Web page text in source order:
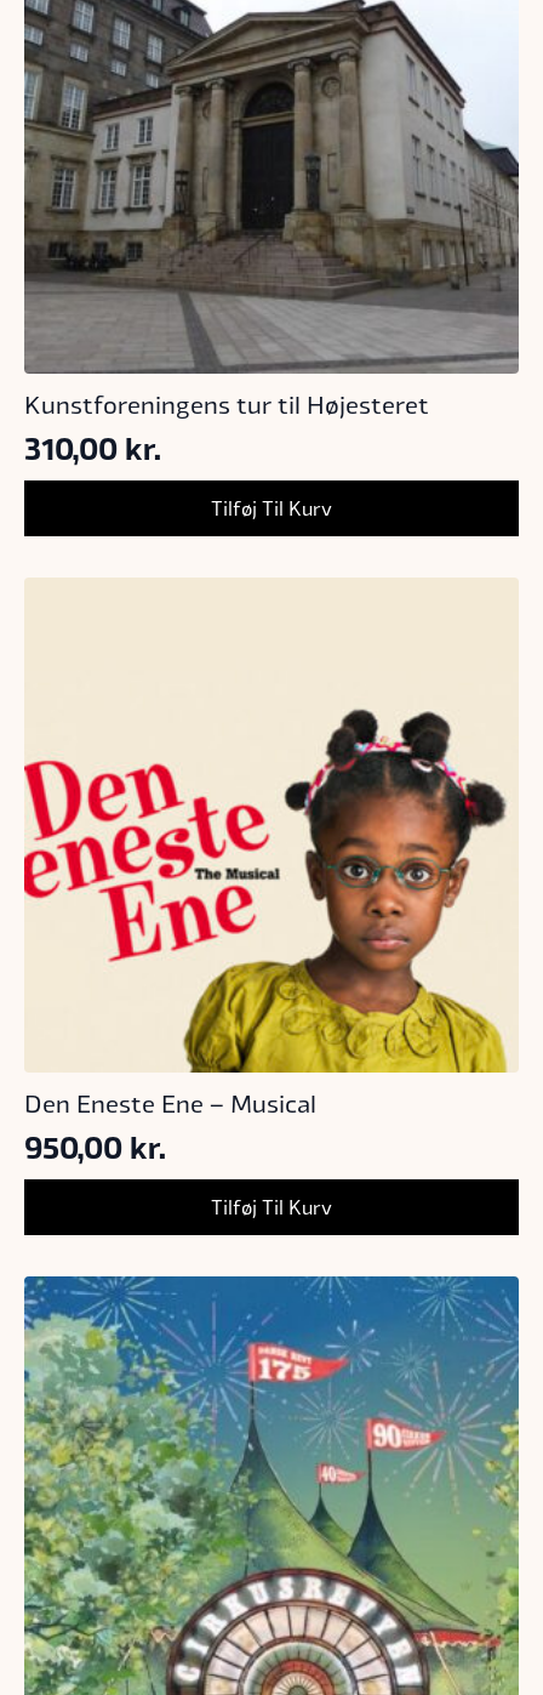
Kunstforeningens tur til Højesteret
310,00kr.
Tilføj Til Kurv
Den Eneste Ene – Musical
950,00kr.
Tilføj Til Kurv